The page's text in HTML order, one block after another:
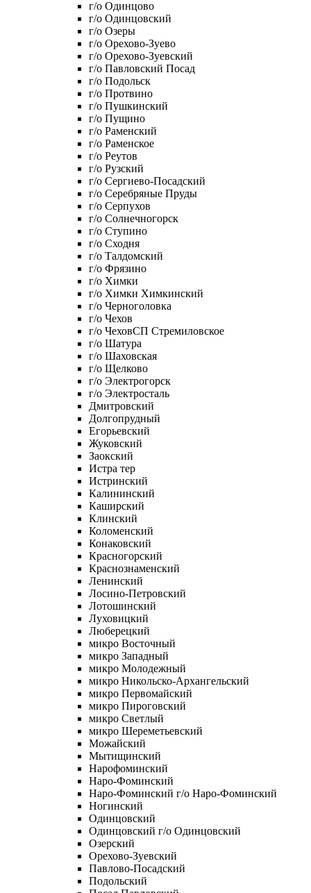
г/о Одинцово
г/о Одинцовский
г/о Озеры
г/о Орехово-Зуево
г/о Орехово-Зуевский
г/о Павловский Посад
г/о Подольск
г/о Протвино
г/о Пушкинский
г/о Пущино
г/о Раменский
г/о Раменское
г/о Реутов
г/о Рузский
г/о Сергиево-Посадский
г/о Серебряные Пруды
г/о Серпухов
г/о Солнечногорск
г/о Ступино
г/о Сходня
г/о Талдомский
г/о Фрязино
г/о Химки
г/о Химки Химкинский
г/о Черноголовка
г/о Чехов
г/о ЧеховСП Стремиловское
г/о Шатура
г/о Шаховская
г/о Щелково
г/о Электрогорск
г/о Электросталь
Дмитровский
Долгопрудный
Егорьевский
Жуковский
Заокский
Истра тер
Истринский
Калининский
Каширский
Клинский
Коломенский
Конаковский
Красногорский
Краснознаменский
Ленинский
Лосино-Петровский
Лотошинский
Луховицкий
Люберецкий
микро Восточный
микро Западный
микро Молодежный
микро Никольско-Архангельский
микро Первомайский
микро Пироговский
микро Светлый
микро Шереметьевский
Можайский
Мытищинский
Нарофоминский
Наро-Фоминский
Наро-Фоминский г/о Наро-Фоминский
Ногинский
Одинцовский
Одинцовский г/о Одинцовский
Озерский
Орехово-Зуевский
Павлово-Посадский
Подольский